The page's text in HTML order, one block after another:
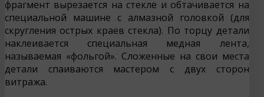
фрагмент вырезается на стекле и обтачивается на
специальной машине с алмазной головкой (для
скругления острых краёв стекла). По торцу детали
наклеивается специальная медная лента,
называемая «фольгой». Сложенные на свои места
детали спаиваются мастером с двух сторон
витража.